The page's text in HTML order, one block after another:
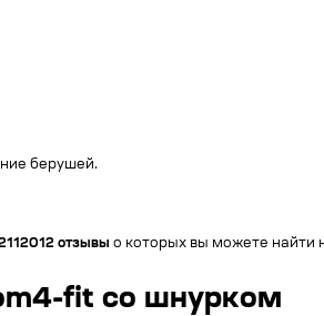
берушей.
отзывы о которых вы можете найти
fit со шнурком